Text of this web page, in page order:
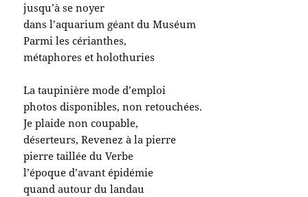
jusqu’à se noyer
dans l’aquarium géant du Muséum
Parmi les cérianthes,
métaphores et holothuries
La taupinière mode d’emploi
photos disponibles, non retouchées.
Je plaide non coupable,
déserteurs, Revenez à la pierre
pierre taillée du Verbe
l’époque d’avant épidémie
quand autour du landau